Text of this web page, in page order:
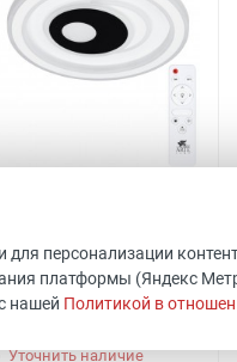
Код товара: 483483
ШхВхГ: 480x60x480 мм
Уточнить наличие
персонализации
платформы (Яндекс
нашей Политикой в